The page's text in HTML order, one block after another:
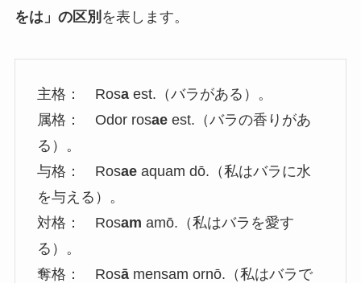
をは」の区別 を表します。
主格： Rosa est.（バラがある）。
属格： Odor rosae est.（バラの香りがあ
る）。
与格： Rosaeaquam dō.（私はバラに水
を与える）。
対格： Rosam amō.（私はバラを愛す
る）。
奪格： Rosāmensam ornō.（私はバラで